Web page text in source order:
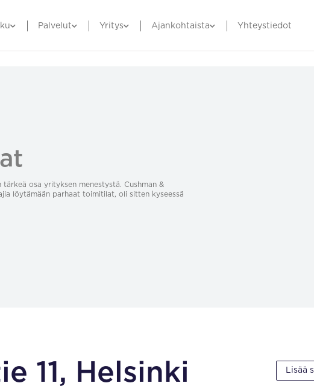
Palvelut Yritys Ajankohtaista Yhteystiedot
osa yrityksen menestystä. Cushman &
löytämään parhaat toimitilat, oli sitten kyseessä
11, Helsinki Lisää